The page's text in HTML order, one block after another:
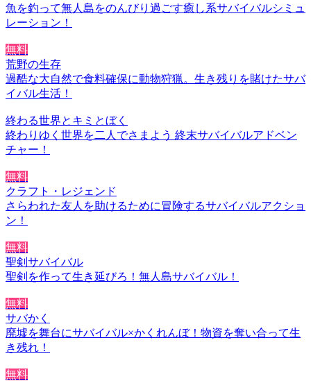
魚を釣って無人島をのんびり過ごす癒し系サバイバルシミュ
レーション！
無料
荒野の生存
過酷な大自然で食料確保に動物狩猟。生き残りを賭けたサバ
イバル生活！
終わる世界とキミとぼく
終わりゆく世界を二人でさまよう 終末サバイバルアドベン
チャー！
無料
クラフト・レジェンド
さらわれた友人を助けるために冒険するサバイバルアクショ
ン！
無料
聖剣サバイバル
聖剣を作って生き延びろ！無人島サバイバル！
無料
サバかく
廃墟を舞台にサバイバル×かくれんぼ！物資を奪い合って生
き残れ！
無料